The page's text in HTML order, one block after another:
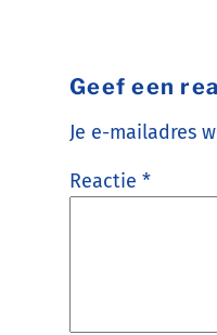
Geef een
Je e-mailadres
Reactie *